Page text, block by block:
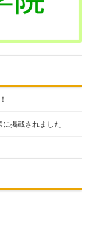
掲載されました